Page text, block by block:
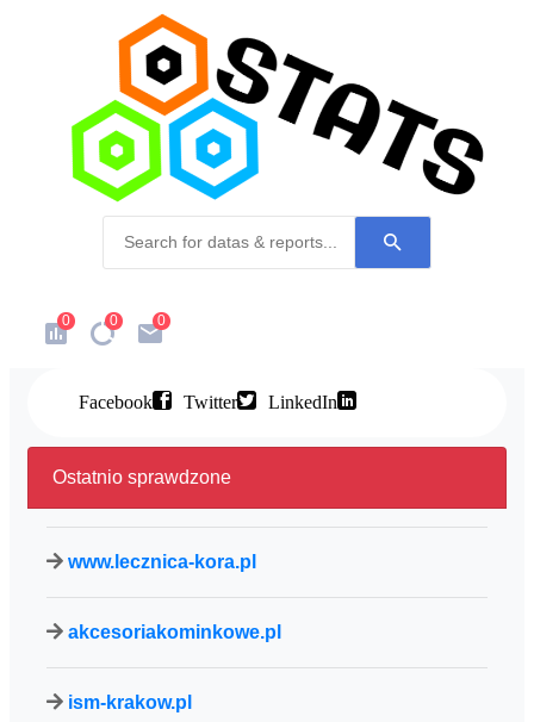
0 0 0
Facebook Twitter LinkedIn
Ostatnio sprawdzone
www.lecznica-kora.pl
akcesoriakominkowe.pl
ism-krakow.pl